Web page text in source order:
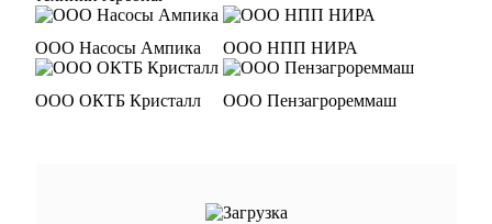
ООО Насосы Ампика ООО НПП НИРА
ООО ОКТБ Кристалл ООО Пензагрореммаш